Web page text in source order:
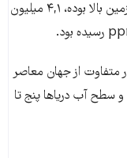
تنها زمانی که میزان دی‌اکسیدکربن چنین در جو زمین بالا بوده،‌ ۴,۱ میلیون
متفاوت از جهان معاصر
سطح آب دریاها پنج تا